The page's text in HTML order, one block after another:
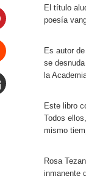
El título
poesía
Es autor
se
la
Este libro
Todos
mismo
Rosa
inmanente